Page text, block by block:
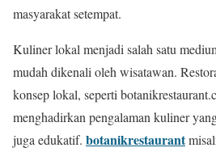
masyarakat setempat.
Kuliner lokal menjadi salah satu
mudah dikenali oleh wisatawan.
konsep lokal, seperti
menghadirkan pengalaman kuliner
juga edukatif. botanikrestaurant